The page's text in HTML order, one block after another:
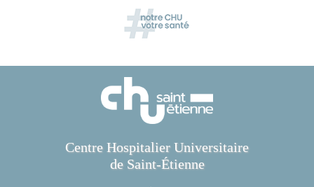
Centre Hospitalier Universitaire
de Saint-Étienne